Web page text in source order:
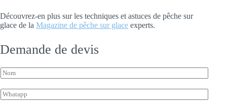
Découvrez-en plus sur les techniques et astuces de pêche sur
glace de la Magazine de pêche sur glace experts.
Demande de devis
l
n
q
N
o
m
*
W
h